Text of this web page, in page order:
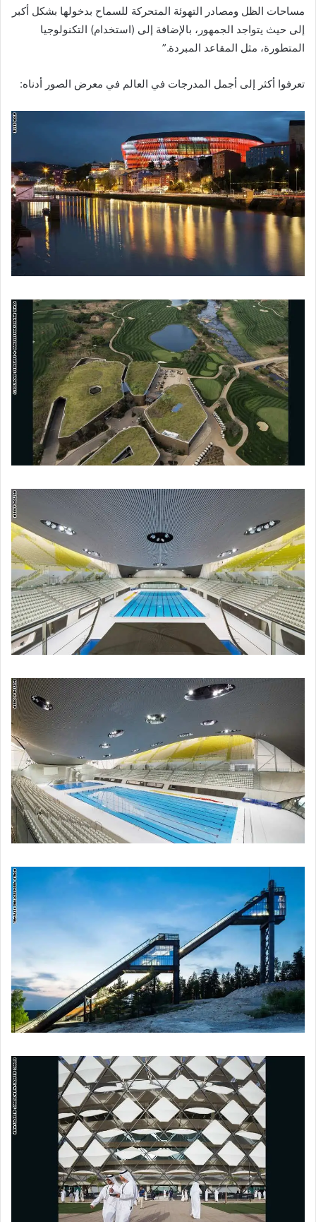
مساحات الظل ومصادر التهوئة المتحركة للسماح بدخولها بشكل أكبر
إلى حيث يتواجد الجمهور، بالإضافة إلى (استخدام) التكنولوجيا
المتطورة، مثل المقاعد المبردة.”
تعرفوا أكثر إلى أجمل المدرجات في العالم في معرض الصور أدناه: